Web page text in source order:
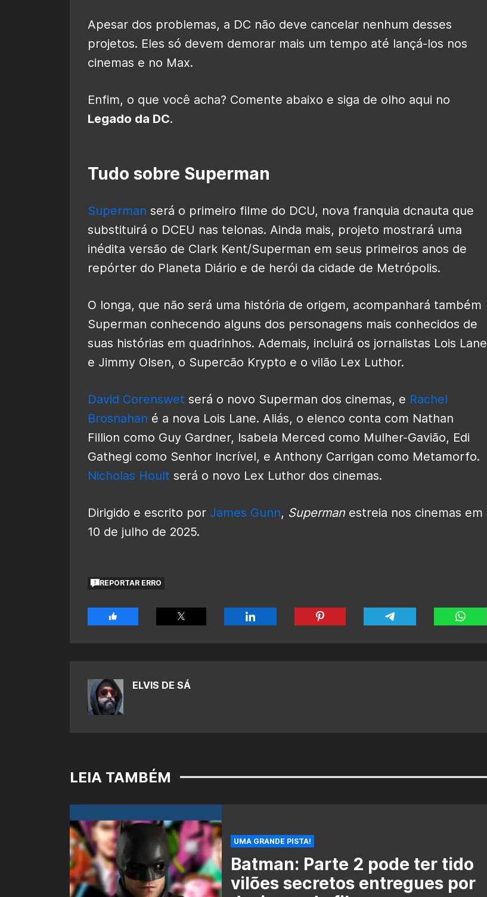
Apesar dos problemas, a DC não deve cancelar nenhum desses
projetos. Eles só devem demorar mais um tempo até lançá-los nos
cinemas e no Max.
Enfim, o que você acha? Comente abaixo e siga de olho aqui no
Legado da DC.
Tudo sobre Superman
Superman será o primeiro filme do DCU, nova franquia dcnauta que
substituirá o DCEU nas telonas. Ainda mais, projeto mostrará uma
inédita versão de Clark Kent/Superman em seus primeiros anos de
repórter do Planeta Diário e de herói da cidade de Metrópolis.
O longa, que não será uma história de origem, acompanhará também
Superman conhecendo alguns dos personagens mais conhecidos de
suas histórias em quadrinhos. Ademais, incluirá os jornalistas Lois Lane
e Jimmy Olsen, o Supercão Krypto e o vilão Lex Luthor.
David Corenswet será o novo Superman dos cinemas, e Rachel
Brosnahan é a nova Lois Lane. Aliás, o elenco conta com Nathan
Fillion como Guy Gardner, Isabela Merced como Mulher-Gavião, Edi
Gathegi como Senhor Incrível, e Anthony Carrigan como Metamorfo.
Nicholas Hoult será o novo Lex Luthor dos cinemas.
Dirigido e escrito por James Gunn, Superman estreia nos cinemas em
10 de julho de 2025.
REPORTAR ERRO
ELVIS DE SÁ
LEIA TAMBÉM
UMA GRANDE PISTA!
Batman: Parte 2 pode ter tido
vilões secretos entregues por